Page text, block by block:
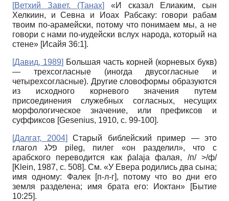
[Ветхий Завет. (Танах]
«И сказал Елиаким, сын
Хелкиин, и Севна и Иоах Рабсаку: говори рабам
твоим по-арамейски, потому что понимаем мы, а не
говори с нами по-иудейски вслух народа, который на
стене» [Исайя 36:1].
[Давид, 1989] Большая часть корней (корневых букв)
— трехсогласные (иногда двусогласные и
четырехсогласные). Другие словоформы образуются
из исходного корневого значения путем
присоединения служебных согласных, несущих
морфологическое значение, или префиксов и
суффиксов [Gesenius, 1910, с. 99-100].
[Далгат, 2004] Старый библейский пример — это
глагол פלג pileg, пилег «он разделил», что с
арабского переводится как p̄alaja фалая, /п/ >/ф/
[Klein, 1987, с. 508]. См. «У Евера родились два сына;
имя одному: Фалек [п-л-г], потому что во дни его
земля разделена; имя брата его: Иоктан» [Бытие
10:25].